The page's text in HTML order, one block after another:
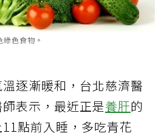
色食物。
逐漸暖和，台北慈濟醫
表示，最近正是養肝的
點前入睡，多吃青花